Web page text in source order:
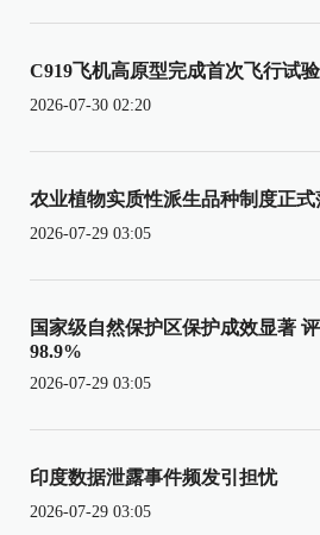
C919飞机高原型完成首次飞行试验
2026-07-30 02:20
农业植物实质性派生品种制度正式
2026-07-29 03:05
国家级自然保护区保护成效显著
98.9%
2026-07-29 03:05
印度数据泄露事件频发引担忧
2026-07-29 03:05